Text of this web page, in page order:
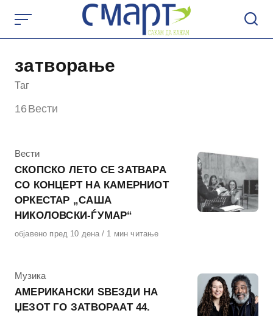
content
затворање
Таг
16Вести
КАтегорија
Вести
СКОПСКО ЛЕТО СЕ ЗАТВAРА
СО КОНЦЕРТ НА КАМЕРНИОТ
ОРКЕСТАР „САША
НИКОЛОВСКИ-ЃУМАР“
Објавено
објавено пред 10 дена 1 мин читање
КАтегорија
Музика
АМЕРИКАНСКИ ЅВЕЗДИ НА
ЏЕЗОТ ГО ЗАТВОРААТ 44.